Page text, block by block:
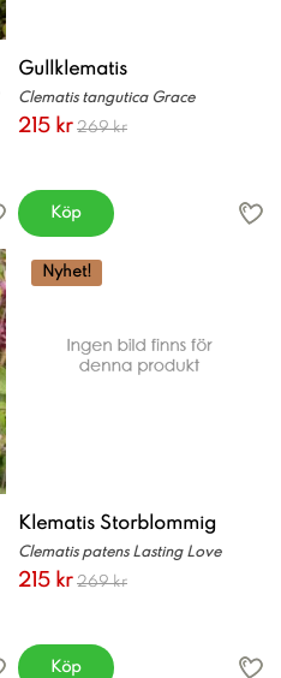
Gullklematis
Clematis tangutica Grace
215 kr 269 kr
Köp
Nyhet!
Klematis Storblommig
Clematis patens Lasting Love
215 kr 269 kr
Köp